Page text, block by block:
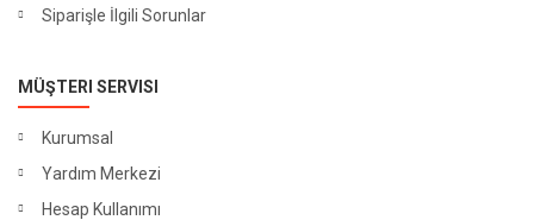
Siparişle İlgili Sorunlar
MÜŞTERI SERVISI
Kurumsal
Yardım Merkezi
Hesap Kullanımı